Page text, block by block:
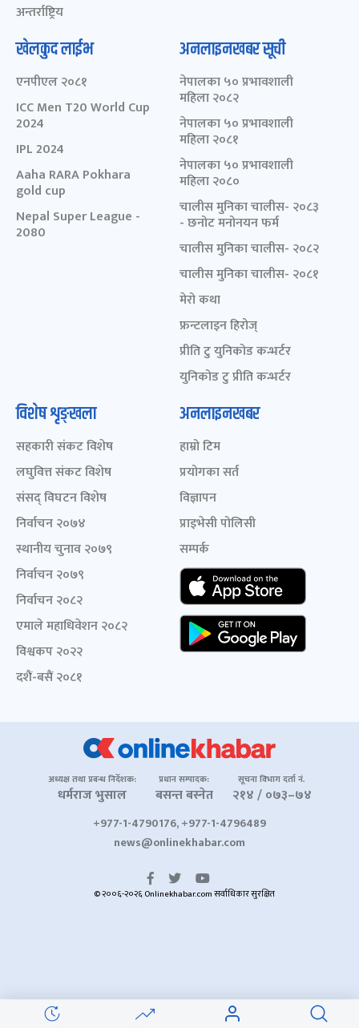
अन्तर्राष्ट्रिय
खेलकुद लाईभ
एनपीएल २०८१
ICC Men T20 World Cup
2024
IPL 2024
Aaha RARA Pokhara
gold cup
Nepal Super League -
2080
अनलाइनखबर सूची
नेपालका ५० प्रभावशाली
महिला २०८२
नेपालका ५० प्रभावशाली
महिला २०८१
नेपालका ५० प्रभावशाली
महिला २०८०
चालीस मुनिका चालीस- २०८३
- छनोट मनोनयन फर्म
चालीस मुनिका चालीस- २०८२
चालीस मुनिका चालीस- २०८१
मेरो कथा
फ्रन्टलाइन हिरोज्
प्रीति टु युनिकोड कन्भर्टर
युनिकोड टु प्रीति कन्भर्टर
विशेष शृङ्खला
सहकारी संकट विशेष
लघुवित्त संकट विशेष
संसद् विघटन विशेष
निर्वाचन २०७४
स्थानीय चुनाव २०७९
निर्वाचन २०७९
निर्वाचन २०८२
एमाले महाधिवेशन २०८२
विश्वकप २०२२
दशैं-बसैं २०८१
अनलाइनखबर
हाम्रो टिम
प्रयोगका सर्त
विज्ञापन
प्राइभेसी पोलिसी
सम्पर्क
अध्यक्ष तथा प्रबन्ध निर्देशक:
धर्मराज भुसाल
प्रधान सम्पादक:
बसन्त बस्नेत
सूचना विभाग दर्ता नं.
२१४ / ०७३–७४
+977-1-4790176, +977-1-4796489
news@onlinekhabar.com
© २००६-२०२६ Onlinekhabar.com सर्वाधिकार सुरक्षित